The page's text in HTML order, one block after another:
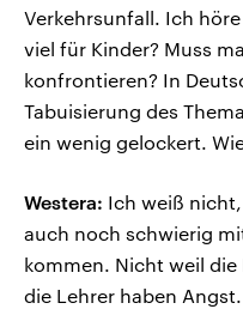
Verkehrsunfall. Ich
viel für Kinder? Muss
konfrontieren? In
Tabuisierung des
ein wenig gelockert.
Westera: Ich weiß
auch noch schwierig
kommen. Nicht weil
die Lehrer haben